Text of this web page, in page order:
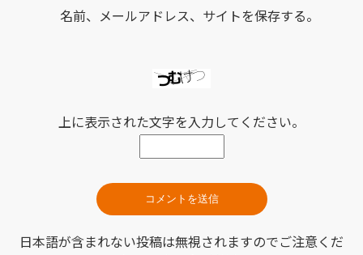
名前、メールアドレス、サイトを保存する。
上に表示された文字を入力してください。
日本語が含まれない投稿は無視されますのでご注意くだ